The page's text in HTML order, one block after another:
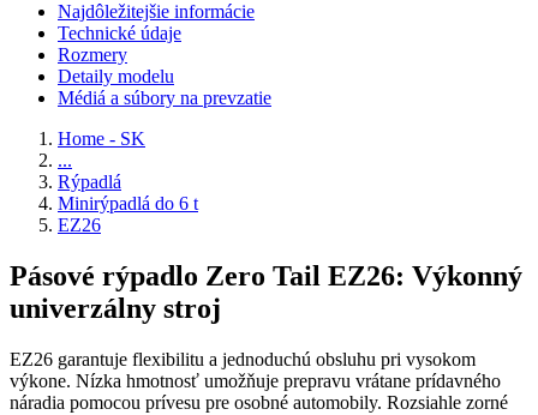
Najdôležitejšie informácie
Technické údaje
Rozmery
Detaily modelu
Médiá a súbory na prevzatie
Home - SK
...
Rýpadlá
Minirýpadlá do 6 t
EZ26
Pásové rýpadlo Zero Tail EZ26: Výkonný
univerzálny stroj
EZ26 garantuje flexibilitu a jednoduchú obsluhu pri vysokom
výkone. Nízka hmotnosť umožňuje prepravu vrátane prídavného
náradia pomocou prívesu pre osobné automobily. Rozsiahle zorné